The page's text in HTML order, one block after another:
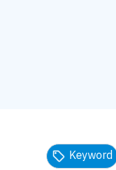
Keyword